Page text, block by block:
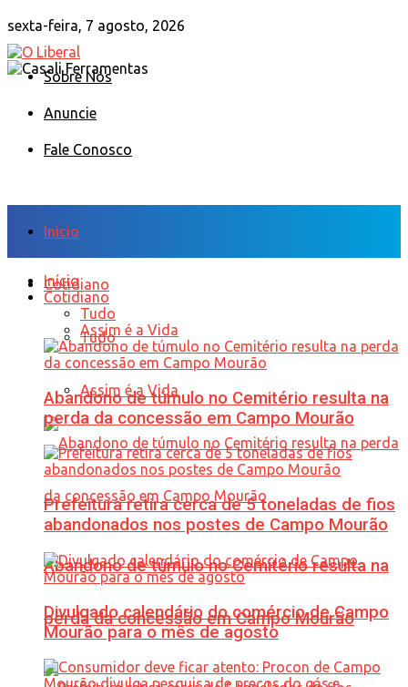
sexta-feira, 7 agosto, 2026
Sobre Nós
Anuncie
Fale Conosco
Início
Cotidiano
Tudo
Assim é a Vida
Abandono de túmulo no Cemitério resulta na
perda da concessão em Campo Mourão
Início
Cotidiano
Tudo
Assim é a Vida
Abandono de túmulo no Cemitério resulta na
perda da concessão em Campo Mourão
Prefeitura retira cerca de 5 toneladas de fios
abandonados nos postes de Campo Mourão
Divulgado calendário do comércio de Campo
Mourão para o mês de agosto